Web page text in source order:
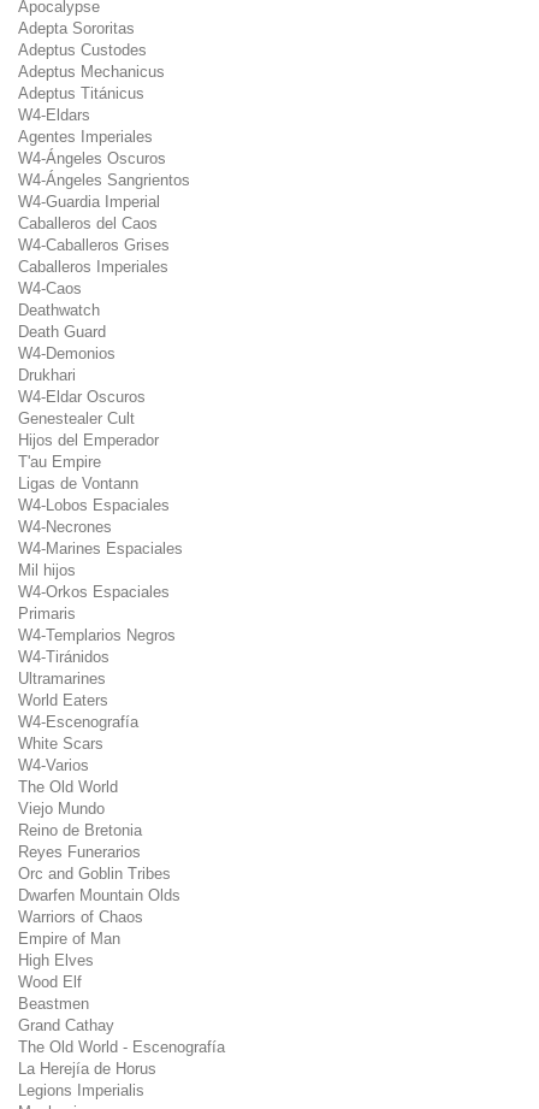
Apocalypse
Adepta Sororitas
Adeptus Custodes
Adeptus Mechanicus
Adeptus Titánicus
W4-Eldars
Agentes Imperiales
W4-Ángeles Oscuros
W4-Ángeles Sangrientos
W4-Guardia Imperial
Caballeros del Caos
W4-Caballeros Grises
Caballeros Imperiales
W4-Caos
Deathwatch
Death Guard
W4-Demonios
Drukhari
W4-Eldar Oscuros
Genestealer Cult
Hijos del Emperador
T'au Empire
Ligas de Vontann
W4-Lobos Espaciales
W4-Necrones
W4-Marines Espaciales
Mil hijos
W4-Orkos Espaciales
Primaris
W4-Templarios Negros
W4-Tiránidos
Ultramarines
World Eaters
W4-Escenografía
White Scars
W4-Varios
The Old World
Viejo Mundo
Reino de Bretonia
Reyes Funerarios
Orc and Goblin Tribes
Dwarfen Mountain Olds
Warriors of Chaos
Empire of Man
High Elves
Wood Elf
Beastmen
Grand Cathay
The Old World - Escenografía
La Herejía de Horus
Legions Imperialis